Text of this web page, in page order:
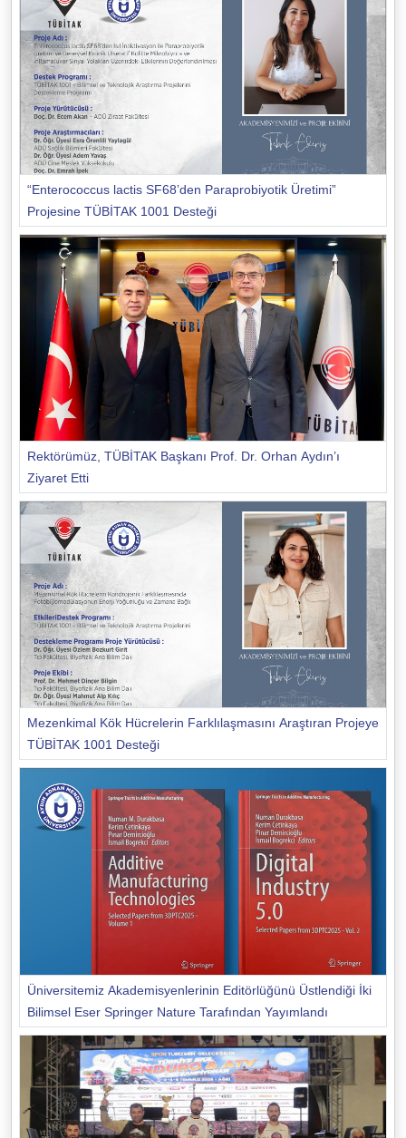
“Enterococcus lactis SF68’den Paraprobiyotik Üretimi”
Projesine TÜBİTAK 1001 Desteği
Rektörümüz, TÜBİTAK Başkanı Prof. Dr. Orhan Aydın’ı
Ziyaret Etti
Mezenkimal Kök Hücrelerin Farklılaşmasını Araştıran Projeye
TÜBİTAK 1001 Desteği
Üniversitemiz Akademisyenlerinin Editörlüğünü Üstlendiği İki
Bilimsel Eser Springer Nature Tarafından Yayımlandı